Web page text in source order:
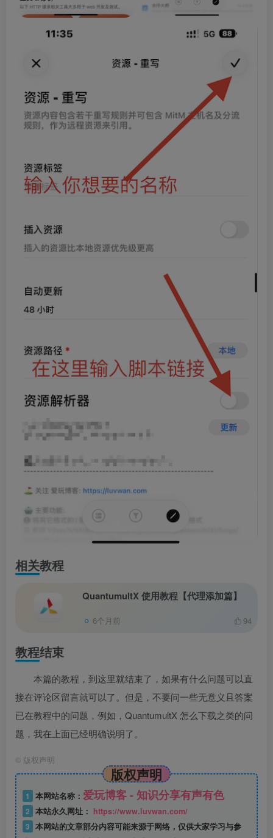
相关教程
QuantumultX 使用教程【代理添加篇】
6个月前 94
教程结束
本篇的教程，到这里就结束了，如果有什么问题可以直
接在评论区留言就可以了。但是，不要问一些无意义且答案
已在教程中的问题，例如，QuantumultX 怎么下载之类的问
题，我在上面已经明确说明了。
© 版权声明
版权声明
1 本网站名称： 爱玩博客 - 知识分享有声有色
2 本站永久网址： https://www.luvwan.com/
3 本网站的文章部分内容可能来源于网络，仅供大家学习与参